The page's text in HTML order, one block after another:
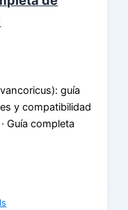
guía
y compatibilidad
Guía completa